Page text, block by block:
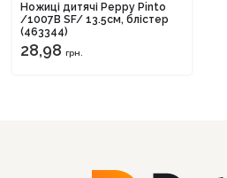
Ножиці дитячі Peppy Pinto
/1007B SF/ 13.5см, блістер
(463344)
28,98 грн.